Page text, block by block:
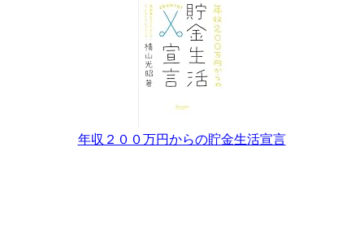
年収２００万円からの貯金生活宣言